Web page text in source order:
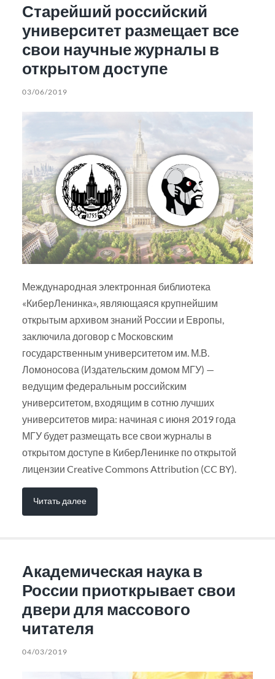
Старейший российский
университет размещает все
свои научные журналы в
открытом доступе
03/06/2019
Международная электронная библиотека
«КиберЛенинка», являющаяся крупнейшим
открытым архивом знаний России и Европы,
заключила договор с Московским
государственным университетом им. М.В.
Ломоносова (Издательским домом МГУ) —
ведущим федеральным российским
университетом, входящим в сотню лучших
университетов мира: начиная с июня 2019 года
МГУ будет размещать все свои журналы в
открытом доступе в КиберЛенинке по открытой
лицензии Creative Commons Attribution (CC BY).
Читать далее
Академическая наука в
России приоткрывает свои
двери для массового
читателя
04/03/2019